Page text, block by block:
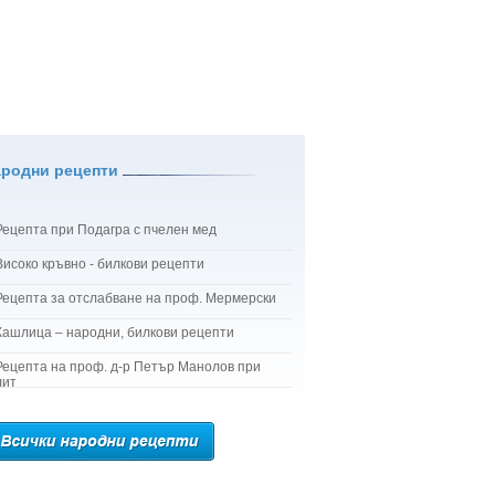
рецепти
при Подагра с пчелен мед
кръвно - билкови рецепти
за отслабване на проф. Мермерски
– народни, билкови рецепти
на проф. д-р Петър Манолов при